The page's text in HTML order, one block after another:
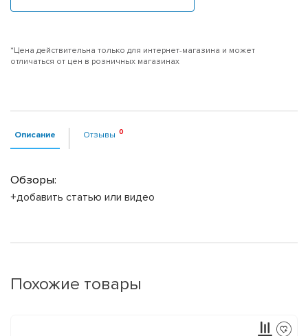
*Цена действительна только для интернет-магазина и может
отличаться от цен в розничных магазинах
Описание Отзывы
Обзоры:
+добавить статью или видео
Похожие товары